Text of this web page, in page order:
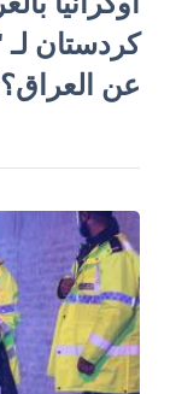
كردستان لـ
عن